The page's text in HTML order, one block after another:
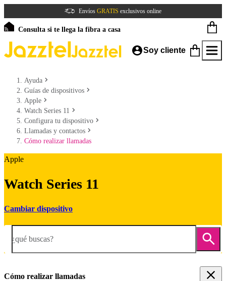
Envíos GRATIS exclusivos online
Consulta si te llega la fibra a casa
Soy cliente
Ayuda
Guías de dispositivos
Apple
Watch Series 11
Configura tu dispositivo
Llamadas y contactos
Cómo realizar llamadas
Apple
Watch Series 11
Cambiar dispositivo
¿qué buscas?
Cómo realizar llamadas